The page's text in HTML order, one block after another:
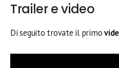
Trailer e video
Di seguito trovate il primo